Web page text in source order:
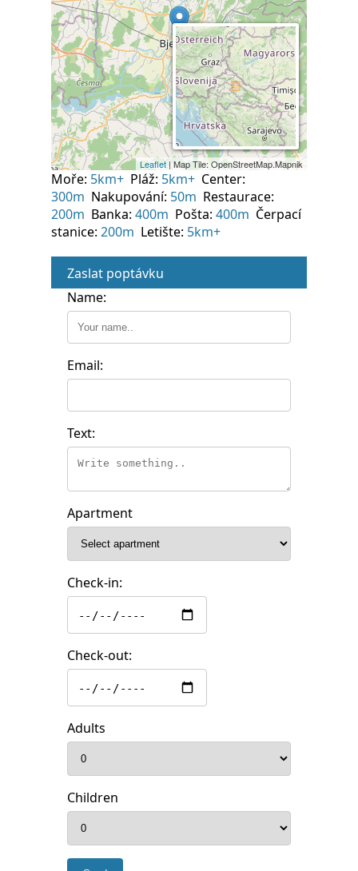
Moře: 5km+ Pláž: 5km+ Center:
300m Nakupování: 50m Restaurace:
200m Banka: 400m Pošta: 400m Čerpací
stanice: 200m Letište: 5km+
Zaslat poptávku
Name:
Email:
Text:
Apartment
Check-in:
Check-out:
Adults
Children